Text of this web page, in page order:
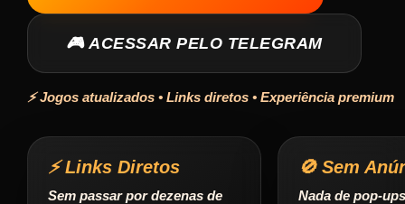
🎮 ACESSAR PELO TELEGRAM
⚡ Jogos atualizados • Links diretos • Experiência premium
⚡ Links Diretos
Sem passar por dezenas de
🚫 Sem
Nada de pop-